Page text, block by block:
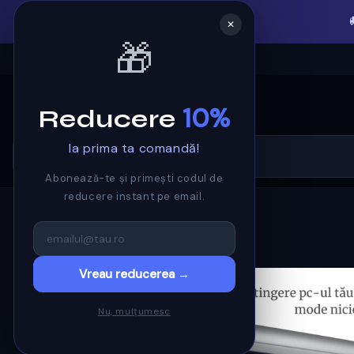
ROHS
informațiile
despre
✕
🎁
Reducere 10%
la prima ta comandă!
Abonează-te și primești codul de
reducere instant pe email.
Vreau reducerea →
Nu, mulțumesc